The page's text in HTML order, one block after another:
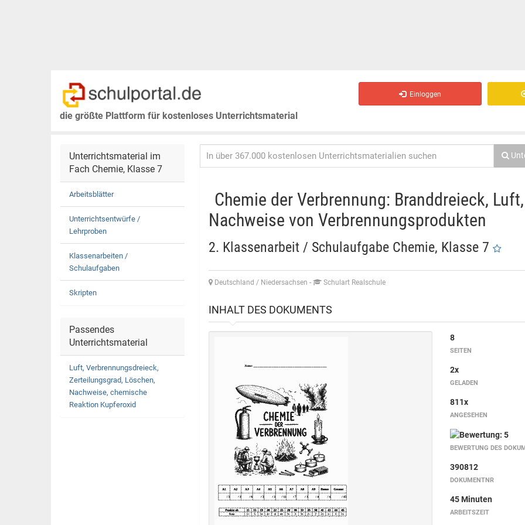
die größte Plattform für kostenloses Unterrichtsmaterial
Einloggen
Unterrichtsmaterial im
Fach Chemie, Klasse 7
Arbeitsblätter
Unterrichtsentwürfe /
Lehrproben
Klassenarbeiten /
Schulaufgaben
Skripten
Passendes
Unterrichtsmaterial
Luft, Verbrennungsdreieck,
Zerteilungsgrad, Löschen,
Nachweise, chemische
Reaktion Kupferoxid
Chemie der Verbrennung: Branddreieck,
Nachweise von Verbrennungsprodukten
2. Klassenarbeit / Schulaufgabe Chemie, Klasse 7
Deutschland / Niedersachsen - Schulart Realschule
INHALT DES DOKUMENTS
8
SEITEN
2x
GELADEN
811x
ANGESEHEN
BEWERTUNG DES
390812
DOKUMENTNR
45 Minuten
ARBEITSZEIT